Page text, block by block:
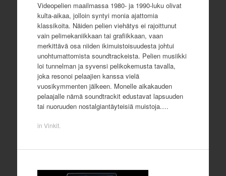
Videopelien maailmassa 1980- ja 1990-luku olivat
kulta-aikaa, jolloin syntyi monia ajattomia
klassikoita. Näiden pelien viehätys ei rajoittunut
vain pelimekaniikkaan tai grafiikkaan, vaan
merkittävä osa niiden ikimuistoisuudesta johtui
unohtumattomista soundtrackeista. Pelien musiikki
loi tunnelman ja syvensi pelikokemusta tavalla,
joka resonoi pelaajien kanssa vielä
vuosikymmenten jälkeen. Monelle aikakauden
pelaajalle nämä soundtrackit edustavat lapsuuden
tai nuoruuden nostalgiantäyteisiä muistoja.…
in Vinkit.